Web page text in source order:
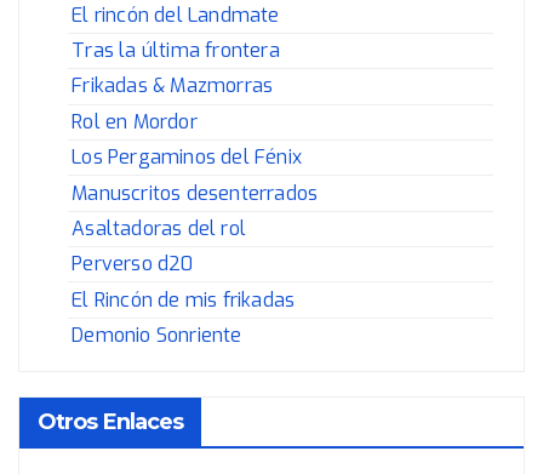
El rincón del Landmate
Tras la última frontera
Frikadas & Mazmorras
Rol en Mordor
Los Pergaminos del Fénix
Manuscritos desenterrados
Asaltadoras del rol
Perverso d20
El Rincón de mis frikadas
Demonio Sonriente
Otros Enlaces